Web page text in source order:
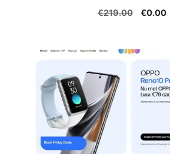
€219.00 €0.00